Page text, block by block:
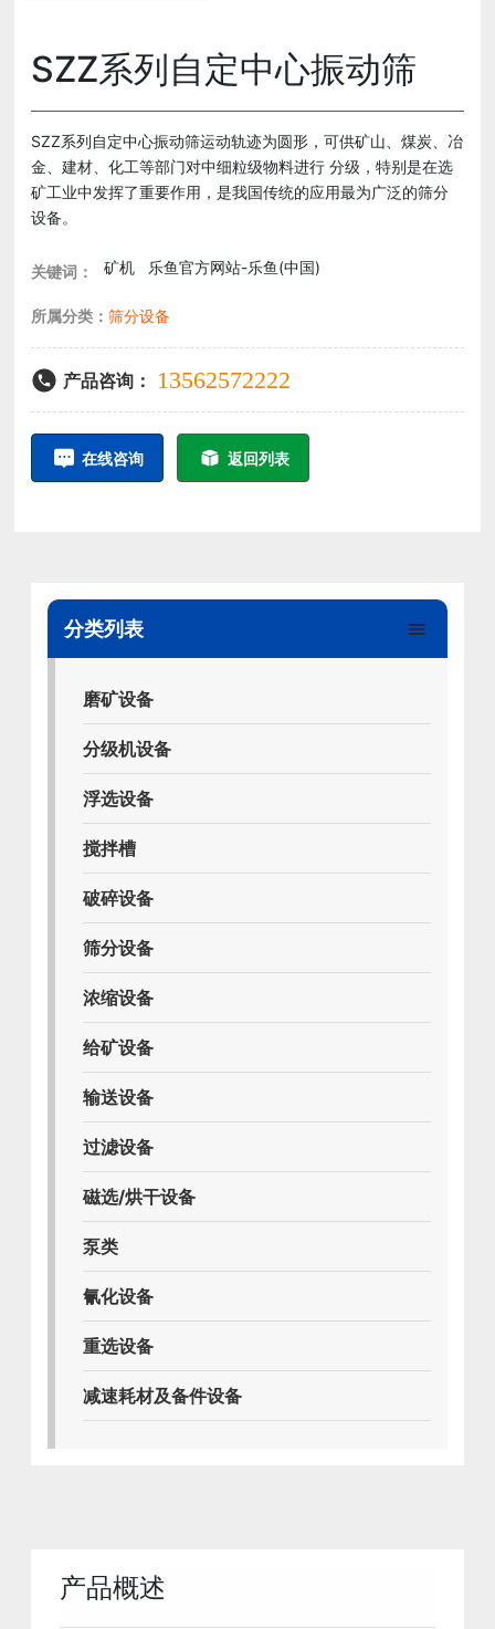
SZZ系列自定中心振动筛
SZZ系列自定中心振动筛运动轨迹为圆形，可供矿山、煤炭、冶
金、建材、化工等部门对中细粒级物料进行 分级，特别是在选
矿工业中发挥了重要作用，是我国传统的应用最为广泛的筛分
设备。
关键词： 矿机 乐鱼官方网站-乐鱼(中国)
所属分类：筛分设备
产品咨询： 13562572222
在线咨询 返回列表
分类列表
磨矿设备
分级机设备
浮选设备
搅拌槽
破碎设备
筛分设备
浓缩设备
给矿设备
输送设备
过滤设备
磁选/烘干设备
泵类
氰化设备
重选设备
减速耗材及备件设备
产品概述